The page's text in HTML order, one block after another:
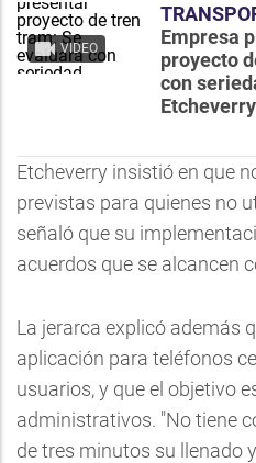
VIDEO
Empresa
proyecto
con
Etcheverry
Etcheverry insistió en que
previstas para quienes no
señaló que su
acuerdos que se alcancen
La jerarca explicó además
aplicación para teléfonos
usuarios, y que el objetivo
administrativos. "No tiene
de tres minutos su llenado